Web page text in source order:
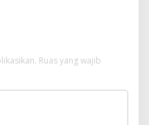
Ruas yang wajib